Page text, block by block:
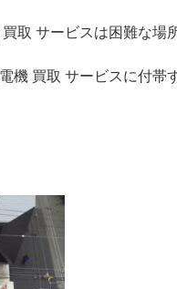
取 サービスは困難な場
機 買取 サービスに付帯